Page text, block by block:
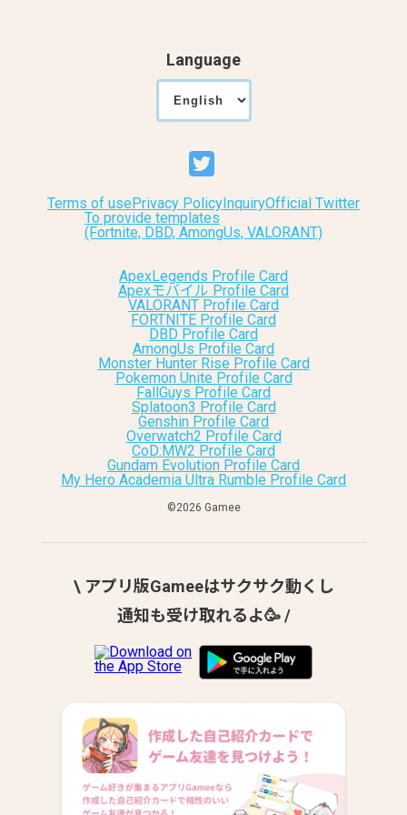
Language
Terms of usePrivacy Policy InquiryOfficial Twitter
To provide templates
(Fortnite, DBD, AmongUs, VALORANT)
ApexLegends Profile Card
Apexモバイル Profile Card
VALORANT Profile Card
FORTNITE Profile Card
DBD Profile Card
AmongUs Profile Card
Monster Hunter Rise Profile Card
Pokemon Unite Profile Card
FallGuys Profile Card
Splatoon3 Profile Card
Genshin Profile Card
Overwatch2 Profile Card
CoD:MW2 Profile Card
Gundam Evolution Profile Card
My Hero Academia Ultra Rumble Profile Card
©︎2026 Gamee
\ アプリ版Gameeはサクサク動くし
通知も受け取れるよ🥳 /